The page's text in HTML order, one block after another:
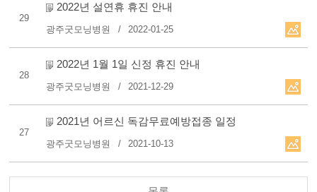
29
2022년 설연휴 휴진 안내
광주굿모닝병원 2022-01-25
28
2022년 1월 1일 신정 휴진 안내
광주굿모닝병원 2021-12-29
27
2021년 어르신 독감무료예방접종 일정
광주굿모닝병원 2021-10-13